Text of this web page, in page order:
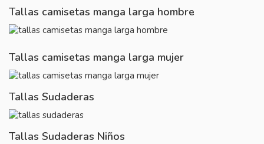
Tallas camisetas manga larga hombre
Tallas camisetas manga larga mujer
Tallas Sudaderas
Tallas Sudaderas Niños